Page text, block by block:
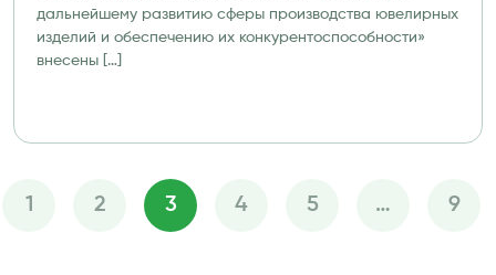
дальнейшему развитию сферы производства ювелирных
изделий и обеспечению их конкурентоспособности»
внесены […]
Пагинация
1 2 3 4 5 … 9